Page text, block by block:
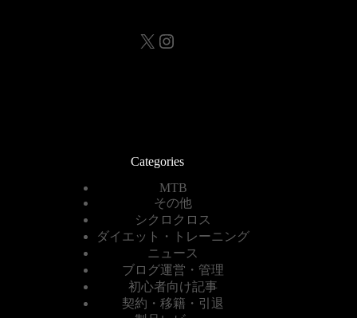
X Instagram
Categories
MTB
その他
シクロクロス
ダイエット・トレーニング
ニュース
ブログ運営・管理
初心者向け記事
契約・移籍・引退